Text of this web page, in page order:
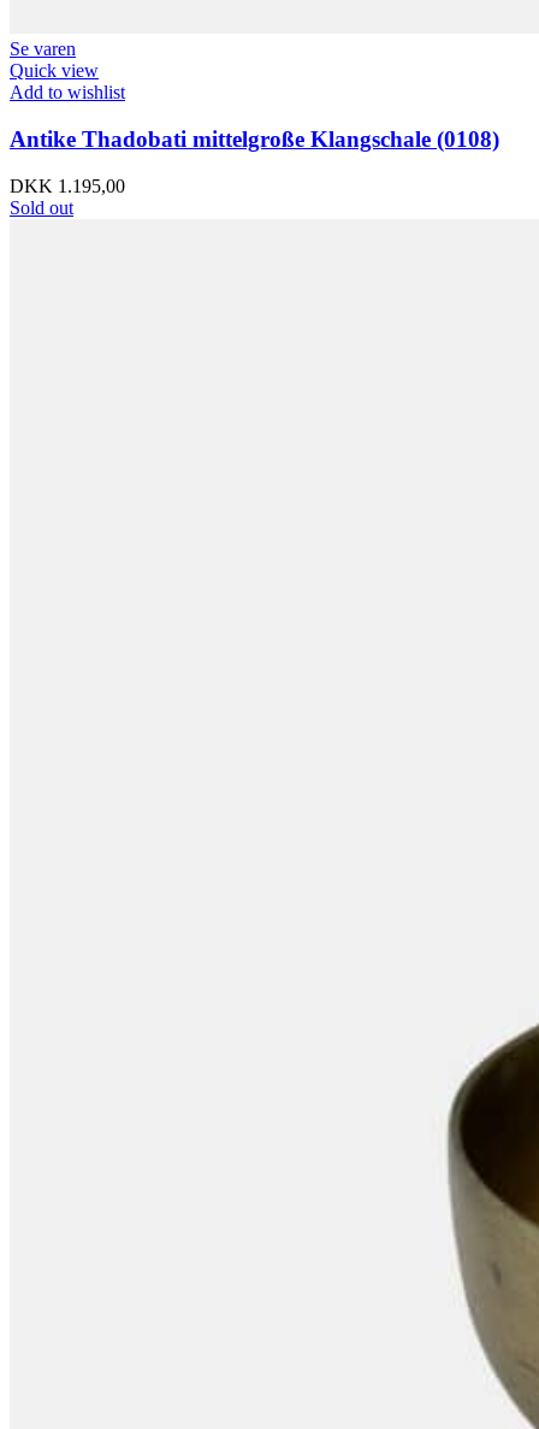
Se varen
Quick view
Add to wishlist
Antike Thadobati mittelgroße Klangschale (0108)
DKK 1.195,00
Sold out